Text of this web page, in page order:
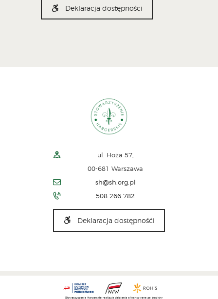
Deklaracja dostępności
ul. Hoża 57,
00-681 Warszawa
sh@sh.org.pl
508 266 782
Deklaracja dostępnośći